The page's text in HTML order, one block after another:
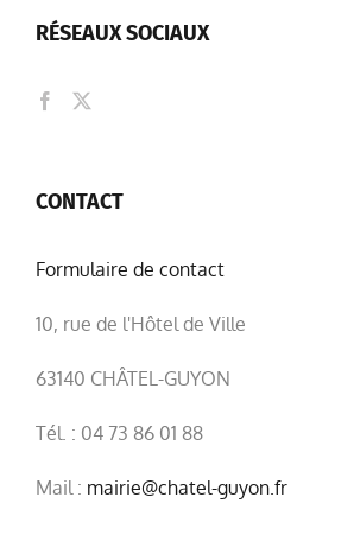
RÉSEAUX SOCIAUX
CONTACT
Formulaire de contact
10, rue de l'Hôtel de Ville
63140 CHÂTEL-GUYON
Tél. : 04 73 86 01 88
Mail : mairie@chatel-guyon.fr